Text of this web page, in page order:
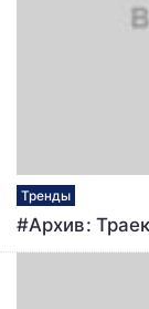
Тренды
#Архив: